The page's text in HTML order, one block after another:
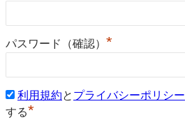
パスワード（確認） *
利用規約と プライバシーポリシー
する*